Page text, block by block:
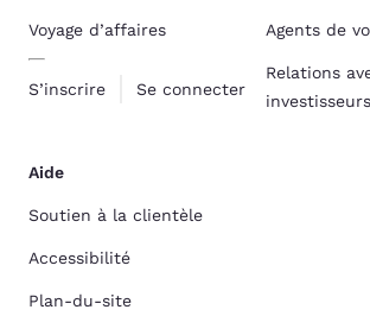
Voyage d’affaires
S’inscrire Se connecter
Agents de
Relations
investisseurs
Aide
Soutien à la clientèle
Accessibilité
Plan-du-site